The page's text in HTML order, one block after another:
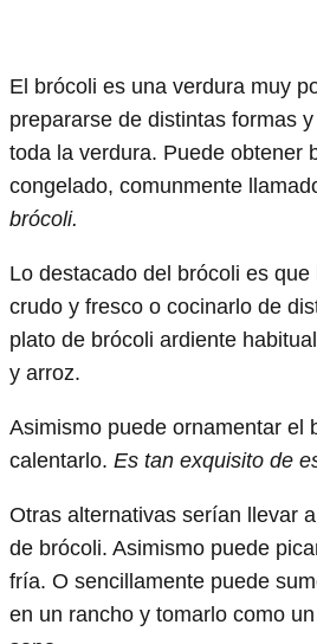
El brócoli es una verdura muy
prepararse de distintas formas
toda la verdura. Puede obtener
congelado, comunmente
brócoli.
Lo destacado del brócoli es
crudo y fresco o cocinarlo de
plato de brócoli ardiente
y arroz.
Asimismo puede ornamentar el
calentarlo. Es tan exquisito de
Otras alternativas serían llevar
de brócoli. Asimismo puede
fría. O sencillamente puede
en un rancho y tomarlo como